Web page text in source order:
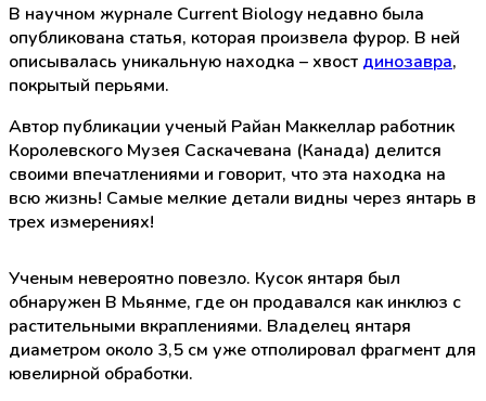
В научном журнале Current Biology недавно была
опубликована статья, которая произвела фурор. В ней
описывалась уникальную находка – хвост динозавра,
покрытый перьями.
Автор публикации ученый Райан Маккеллар работник
Королевского Музея Саскачевана (Канада) делится
своими впечатлениями и говорит, что эта находка на
всю жизнь! Самые мелкие детали видны через янтарь в
трех измерениях!
Ученым невероятно повезло. Кусок янтаря был
обнаружен В Мьянме, где он продавался как инклюз с
растительными вкраплениями. Владелец янтаря
диаметром около 3,5 см уже отполировал фрагмент для
ювелирной обработки.